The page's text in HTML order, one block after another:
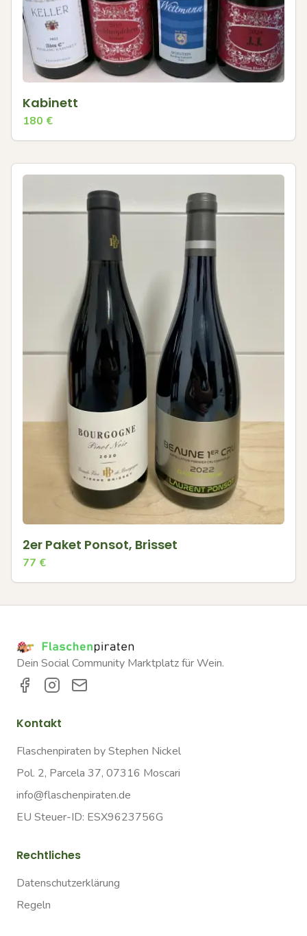
Kabinett
180 €
2er Paket Ponsot, Brisset
77 €
Dein Social Community Marktplatz für Wein.
Kontakt
Flaschenpiraten by Stephen Nickel
Pol. 2, Parcela 37, 07316 Moscari
info@flaschenpiraten.de
EU Steuer-ID: ESX9623756G
Rechtliches
Datenschutzerklärung
Regeln